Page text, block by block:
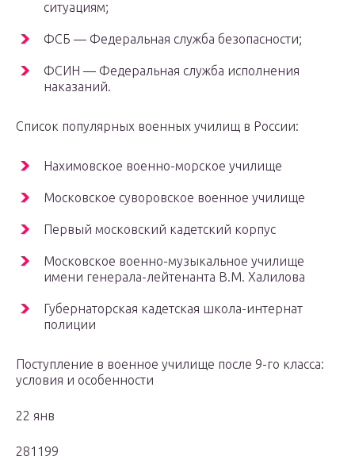
ситуациям;
ФСБ — Федеральная служба безопасности;
ФСИН — Федеральная служба исполнения
наказаний.
Список популярных военных училищ в России:
Нахимовское военно-морское училище
Московское суворовское военное училище
Первый московский кадетский корпус
Московское военно-музыкальное училище
имени генерала-лейтенанта В.М. Халилова
Губернаторская кадетская школа-интернат
полиции
Поступление в военное училище после 9-го класса:
условия и особенности
22 янв
281199